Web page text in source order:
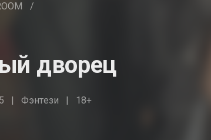
/
дворец
Фэнтези 18+